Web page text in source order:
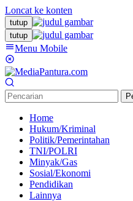
Loncat ke konten
tutup
tutup
Menu Mobile
Home
Hukum/Kriminal
Politik/Pemerintahan
TNI/POLRI
Minyak/Gas
Sosial/Ekonomi
Pendidikan
Lainnya